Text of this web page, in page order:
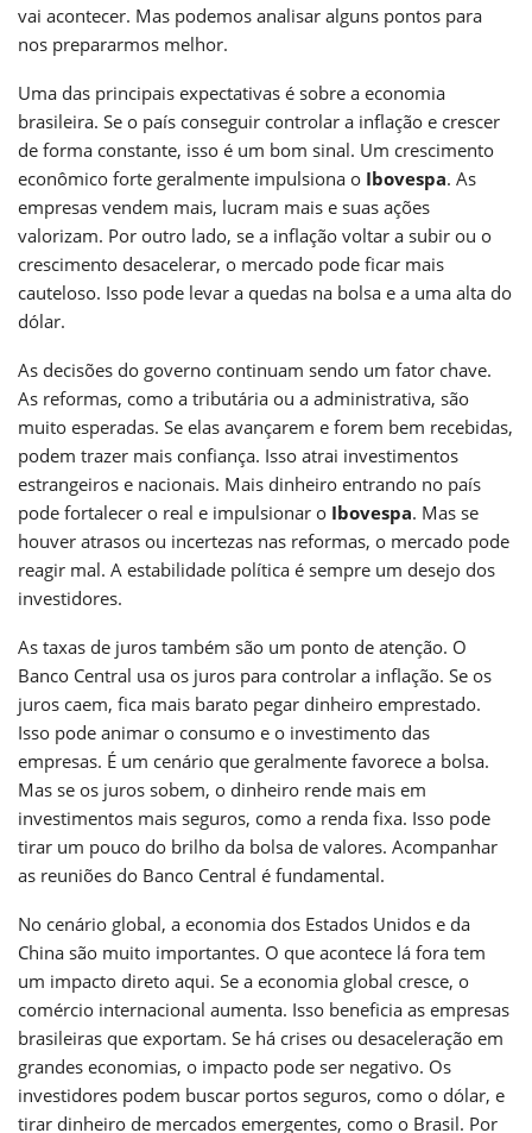
vai acontecer. Mas podemos analisar alguns pontos para
nos prepararmos melhor.
Uma das principais expectativas é sobre a economia
brasileira. Se o país conseguir controlar a inflação e crescer
de forma constante, isso é um bom sinal. Um crescimento
econômico forte geralmente impulsiona o Ibovespa. As
empresas vendem mais, lucram mais e suas ações
valorizam. Por outro lado, se a inflação voltar a subir ou o
crescimento desacelerar, o mercado pode ficar mais
cauteloso. Isso pode levar a quedas na bolsa e a uma alta do
dólar.
As decisões do governo continuam sendo um fator chave.
As reformas, como a tributária ou a administrativa, são
muito esperadas. Se elas avançarem e forem bem recebidas,
podem trazer mais confiança. Isso atrai investimentos
estrangeiros e nacionais. Mais dinheiro entrando no país
pode fortalecer o real e impulsionar o Ibovespa. Mas se
houver atrasos ou incertezas nas reformas, o mercado pode
reagir mal. A estabilidade política é sempre um desejo dos
investidores.
As taxas de juros também são um ponto de atenção. O
Banco Central usa os juros para controlar a inflação. Se os
juros caem, fica mais barato pegar dinheiro emprestado.
Isso pode animar o consumo e o investimento das
empresas. É um cenário que geralmente favorece a bolsa.
Mas se os juros sobem, o dinheiro rende mais em
investimentos mais seguros, como a renda fixa. Isso pode
tirar um pouco do brilho da bolsa de valores. Acompanhar
as reuniões do Banco Central é fundamental.
No cenário global, a economia dos Estados Unidos e da
China são muito importantes. O que acontece lá fora tem
um impacto direto aqui. Se a economia global cresce, o
comércio internacional aumenta. Isso beneficia as empresas
brasileiras que exportam. Se há crises ou desaceleração em
grandes economias, o impacto pode ser negativo. Os
investidores podem buscar portos seguros, como o dólar, e
tirar dinheiro de mercados emergentes, como o Brasil. Por